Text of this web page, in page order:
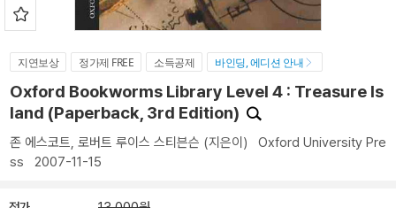
지연보상 정가제 FREE 소득공제 바인딩, 에디션 안내
Oxford Bookworms Library Level 4 : Treasure Is
land (Paperback, 3rd Edition)
존 에스코트, 로버트 루이스 스티븐슨 (지은이) Oxford University Pre
ss 2007-11-15